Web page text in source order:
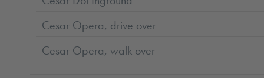
Cesar Opera, drive over
Cesar Opera, walk over